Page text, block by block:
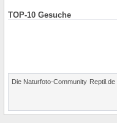
TOP-10 Gesuche
Die Naturfoto-Community Reptil.de